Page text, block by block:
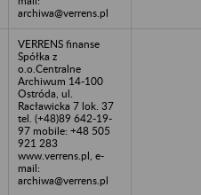
archiwa@verrens.pl
VERRENS finanse
Spółka z
o.o.Centralne
Archiwum 14-100
Ostróda, ul.
Racławicka 7 lok. 37
tel. (+48)89 642-19-
97 mobile: +48 505
921 283
www.verrens.pl, e-
mail:
archiwa@verrens.pl